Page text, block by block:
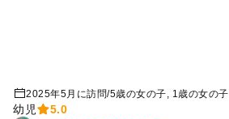
2025年5月に訪問/5歳の女の子 1歳の女の子
幼児 5.0